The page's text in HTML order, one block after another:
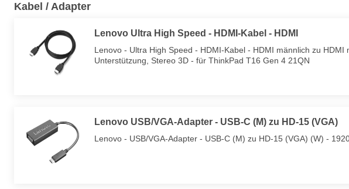
Kabel / Adapter
Lenovo Ultra High Speed - HDMI-Kabel - HDMI
Lenovo - Ultra High Speed - HDMI-Kabel - HDMI männlich zu
Unterstützung, Stereo 3D - für ThinkPad T16 Gen 4 21QN
Lenovo USB/VGA-Adapter - USB-C (M) zu HD-15 (VGA)
Lenovo - USB/VGA-Adapter - USB-C (M) zu HD-15 (VGA) (W) -